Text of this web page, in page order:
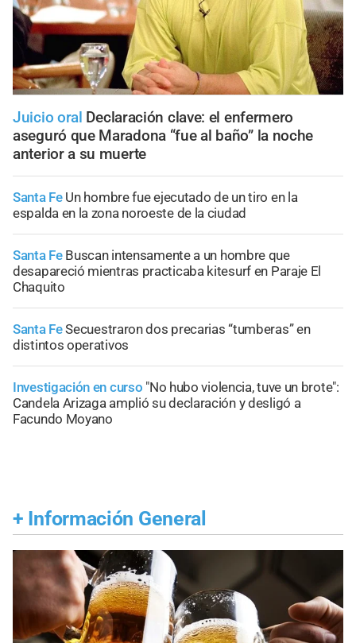
Juicio oral Declaración clave: el enfermero
aseguró que Maradona “fue al baño” la noche
anterior a su muerte
Santa Fe Un hombre fue ejecutado de un tiro en la
espalda en la zona noroeste de la ciudad
Santa Fe Buscan intensamente a un hombre que
desapareció mientras practicaba kitesurf en Paraje El
Chaquito
Santa FeSecuestraron dos precarias “tumberas” en
distintos operativos
Investigación en curso "No hubo violencia, tuve un brote":
Candela Arizaga amplió su declaración y desligó a
Facundo Moyano
+ Información General